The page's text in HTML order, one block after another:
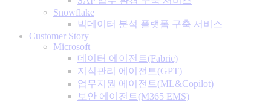
Snowflake
빅데이터 분석 플랫폼 구축 서비스
Customer Story
Microsoft
데이터 에이전트(Fabric)
지식관리 에이전트(GPT)
업무지원 에이전트(ML&Copilot)
보안 에이전트(M365 EMS)